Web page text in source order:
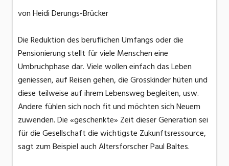
von Heidi Derungs-Brücker
Die Reduktion des beruflichen Umfangs oder die
Pensionierung stellt für viele Menschen eine
Umbruchphase dar. Viele wollen einfach das Leben
geniessen, auf Reisen gehen, die Grosskinder hüten und
diese teilweise auf ihrem Lebensweg begleiten, usw.
Andere fühlen sich noch fit und möchten sich Neuem
zuwenden. Die «geschenkte» Zeit dieser Generation sei
für die Gesellschaft die wichtigste Zukunftsressource,
sagt zum Beispiel auch Altersforscher Paul Baltes.